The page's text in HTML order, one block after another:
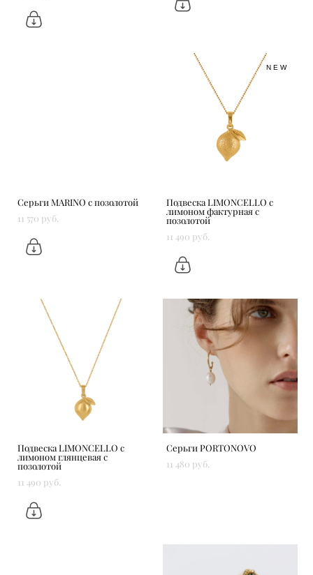
Серьги MARINO с позолотой
11 570 pуб.
NEW
Подвеска LIMONCELLO с
лимоном фактурная с
позолотой
11 490 pуб.
Подвеска LIMONCELLO с
лимоном глянцевая с
позолотой
11 490 pуб.
Серьги PORTONOVO
11 480 pуб.